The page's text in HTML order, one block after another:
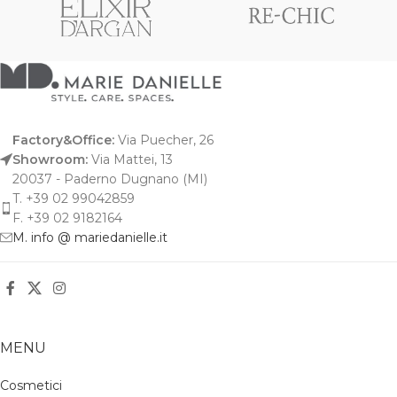
Factory&Office: Via Puecher, 26
Showroom: Via Mattei, 13
20037 - Paderno Dugnano (MI)
T. +39 02 99042859
F. +39 02 9182164
M. info @ mariedanielle.it
MENU
Cosmetici